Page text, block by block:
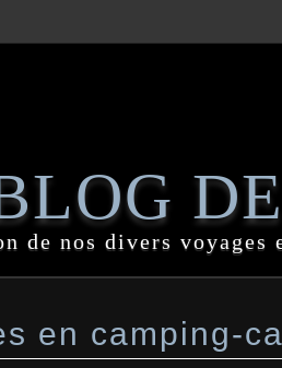
de nos divers voyages
en camping-